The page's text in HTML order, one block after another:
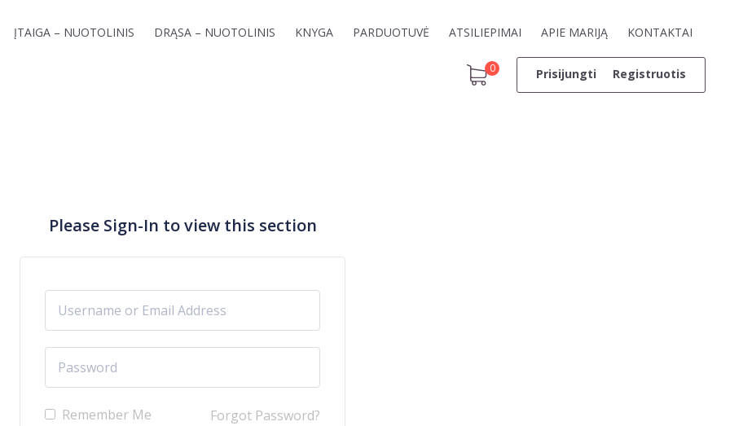
ĮTAIGA – NUOTOLINIS DRĄSA – NUOTOLINIS KNYGA PARDUOTUVĖ ATSILIEPIMAI APIE MARIJĄ KONTAKTAI
0 Prisijungti Registruotis
Please Sign-In to view this section
Remember Me Forgot Password?